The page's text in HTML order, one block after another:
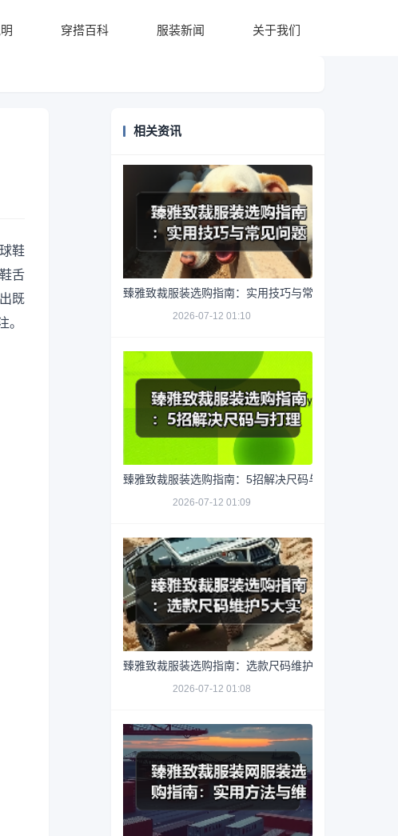
穿搭百科 服装新闻 关于我们
鞋
舌
既
。
相关资讯
臻雅致裁服装选购指南：实用技巧与常见问题解析
2026-07-12 01:10
臻雅致裁服装选购指南：5招解决尺码与打理难题
2026-07-12 01:09
臻雅致裁服装选购指南：选款尺码维护5大实用方法
2026-07-12 01:08